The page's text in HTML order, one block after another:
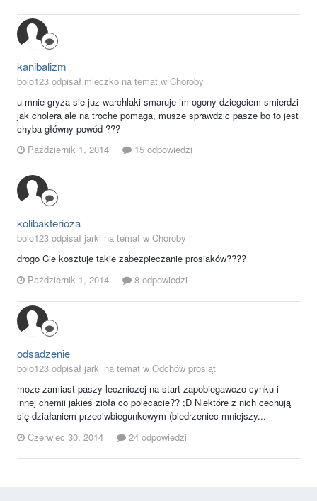
kanibalizm
bolo123 odpisał mleczko na temat w Choroby
u mnie gryza sie juz warchlaki smaruje im ogony dziegciem smierdzi
jak cholera ale na troche pomaga, musze sprawdzic pasze bo to jest
chyba główny powód ???
Październik 1, 2014
15 odpowiedzi
kolibakterioza
bolo123 odpisał jarki na temat w Choroby
drogo Cie kosztuje takie zabezpieczanie prosiaków????
Październik 1, 2014
8 odpowiedzi
odsadzenie
bolo123 odpisał jarki na temat w Odchów prosiąt
moze zamiast paszy leczniczej na start zapobiegawczo cynku i
innej chemii jakieś zioła co polecacie?? ;D Niektóre z nich cechują
się działaniem przeciwbiegunkowym (biedrzeniec mniejszy...
Czerwiec 30, 2014
24 odpowiedzi